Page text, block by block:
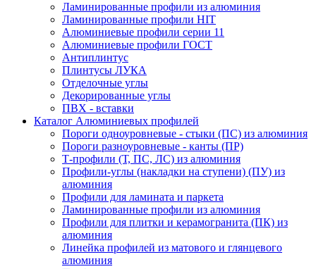
Ламинированные профили из алюминия
Ламинированные профили HIT
Алюминиевые профили серии 11
Алюминиевые профили ГОСТ
Антиплинтус
Плинтусы ЛУКА
Отделочные углы
Декорированные углы
ПВХ - вставки
Каталог Алюминиевых профилей
Пороги одноуровневые - стыки (ПС) из алюминия
Пороги разноуровневые - канты (ПР)
Т-профили (Т, ПС, ЛС) из алюминия
Профили-углы (накладки на ступени) (ПУ) из
алюминия
Профили для ламината и паркета
Ламинированные профили из алюминия
Профили для плитки и керамогранита (ПК) из
алюминия
Линейка профилей из матового и глянцевого
алюминия